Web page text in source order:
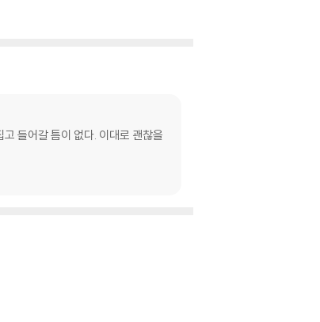
들어갈 틈이 없다. 이대로 괜찮을